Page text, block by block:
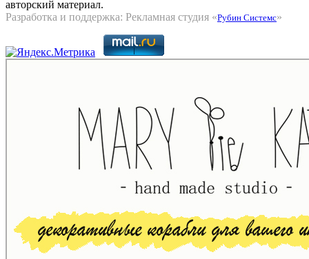
авторский материал.
Разработка и поддержка: Рекламная студия «Рубин Системс»